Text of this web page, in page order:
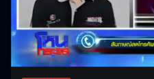
UnmuteStream